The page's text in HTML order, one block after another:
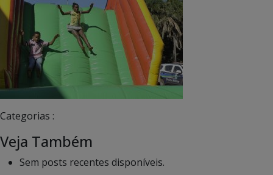
Categorias :
Veja Também
Sem posts recentes disponíveis.